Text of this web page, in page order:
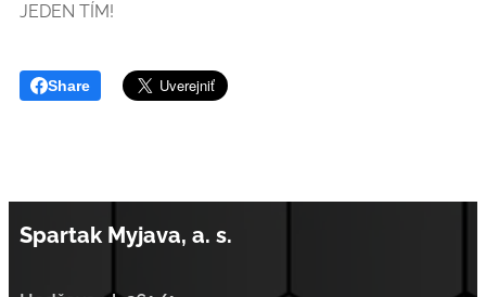
JEDEN TÍM!
Share
Spartak Myjava, a. s.